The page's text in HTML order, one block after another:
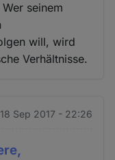
seinem
will, wird
Verhältnisse.
Sep 2017 - 22:26